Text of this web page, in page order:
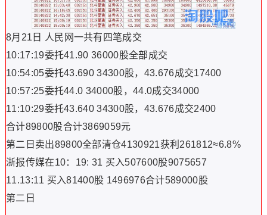
8月21日 人民网一共有四笔成交
10:17:19委托41.90 36000股全部成交
10:54:05委托43.690 34300股，43.676成交17400
10:57:25委托44.0 34000股，44.0成交34000
11:10:29委托43.640 34300股，43.676成交2400
合计89800股合计3869059元
第二日卖出89800全部清仓4130921获利261812≈6.8%
浙报传媒在10：19: 31 买入507600股9075657
11.13:11 买入81400股 1496976合计589000股
第二日